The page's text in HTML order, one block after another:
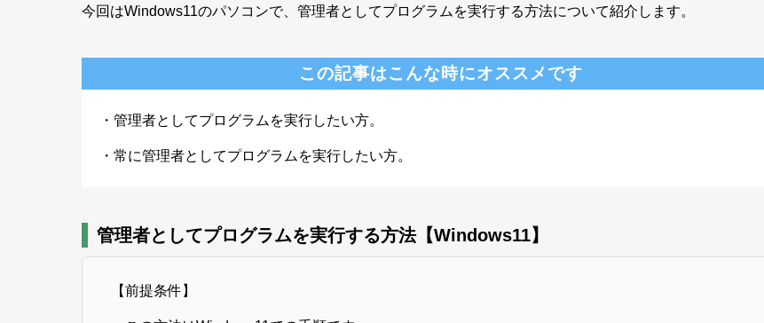
今回はWindows11のパソコンで、管理者としてプログラムを実行する方法について紹介します。
この記事はこんな時にオススメです
・管理者としてプログラムを実行したい方。
・常に管理者としてプログラムを実行したい方。
管理者としてプログラムを実行する方法【Windows11】
【前提条件】